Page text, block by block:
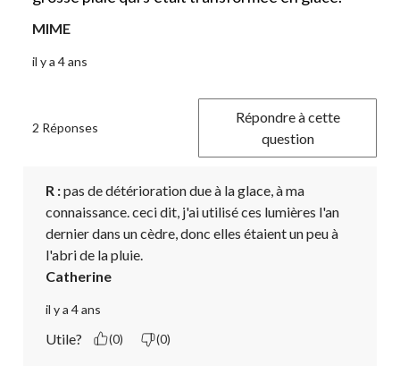
MIME
il y a 4 ans
2 Réponses
Répondre à cette
question
R : pas de détérioration due à la glace, à ma
connaissance. ceci dit, j'ai utilisé ces lumières l'an
dernier dans un cèdre, donc elles étaient un peu à
l'abri de la pluie.
Catherine
il y a 4 ans
Utile? (0) (0)